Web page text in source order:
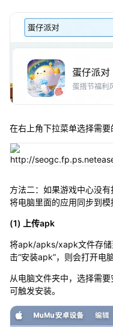
在右上角下拉菜单选择需要
方法二：如果游戏中心没
将电脑里面的应用同步到模
(1) 上传apk
将apk/apks/xapk文件存储
击“安装apk”，则会打开电
从电脑文件夹中，选择需
可触发安装。